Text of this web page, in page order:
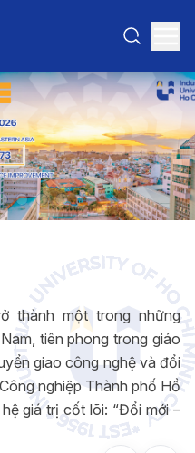
thành một trong những
tiên phong trong giáo
giao công nghệ và đổi
nghiệp Thành phố Hồ
giá trị cốt lõi: “Đổi mới –